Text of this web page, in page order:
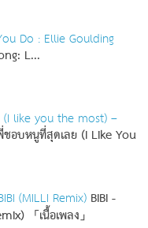
Do : Ellie Goulding
L...
(I like you the most) –
ชอบหนูที่สุดเลย (I Like You
(MILLI Remix) BIBI -
「เนื้อเพลง」